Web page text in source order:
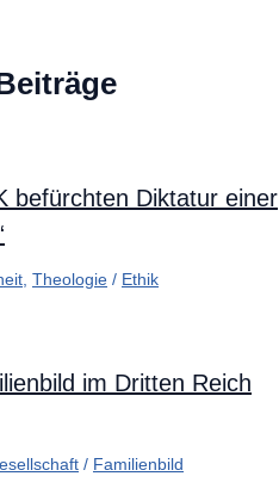
befürchten Diktatur einer
Theologie / Ethik
im Dritten Reich
/ Familienbild